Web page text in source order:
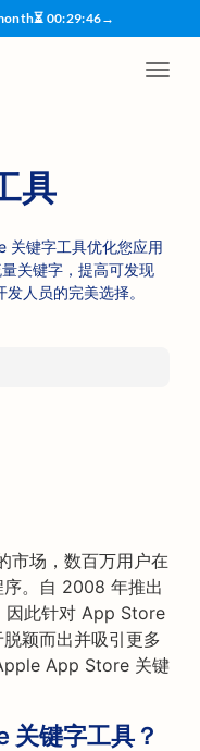
⏳ 00:29:45→
具
键字工具优化您应用
关键字，提高可发现
人员的完美选择。
市场，数百万用户在
。自 2008 年推出
因此针对 App Store
颖而出并吸引更多
App Store 关键
键字工具？